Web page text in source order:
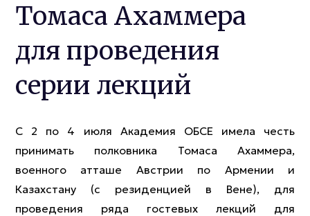
Томаса Ахаммера
для проведения
серии лекций
С 2 по 4 июля Академия ОБСЕ имела честь
принимать полковника Томаса Ахаммера,
военного атташе Австрии по Армении и
Казахстану (с резиденцией в Вене), для
проведения ряда гостевых лекций для